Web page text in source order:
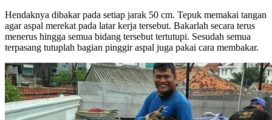
Hendaknya dibakar pada setiap jarak 50 cm. Tepuk memakai tangan
agar aspal merekat pada latar kerja tersebut. Bakarlah secara terus
menerus hingga semua bidang tersebut tertutupi. Sesudah semua
terpasang tutuplah bagian pinggir aspal juga pakai cara membakar.